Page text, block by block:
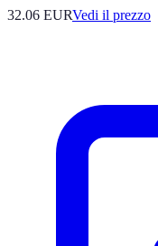
32.06 EURVedi il prezzo